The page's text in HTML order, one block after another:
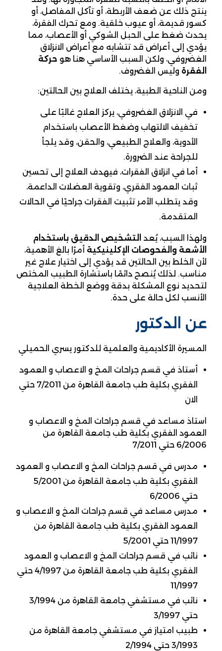
ينتج ذلك عن ضعف الأربطة، أو تآكل المفاصل، أو
كسور قديمة، أو عيوب خلقية. ومع تحرك الفقرة،
يحدث ضغط على الحبل الشوكي أو الأعصاب، مما
يؤدي إلى أعراض قد تتشابه مع أعراض الانزلاق
الغضروفي، ولكن السبب الأساسي هنا هو حركة
الفقرة وليس الغضروف.
ومن الناحية الطبية، يختلف العلاج بين الحالتين:
في الانزلاق الغضروفي، يركز العلاج غالبًا على
تخفيف الالتهاب وضغط الأعصاب باستخدام
الأدوية، والعلاج الطبيعي، والحقن، وقد يلجأ
للجراحة عند الضرورة.
أما في انزلاق الفقرات، فيهدف العلاج إلى تحسين
ثبات العمود الفقري، وتقوية العضلات الداعمة،
وقد يتطلب الأمر تثبيت الفقرات جراحيًا في الحالات
المتقدمة.
ولهذا السبب، يُعد
التشخيص الدقيق باستخدام
الأشعة والفحوصات الإكلينيكية أمرًا بالغ الأهمية،
لأن الخلط بين الحالتين قد يؤدي إلى اختيار علاج غير
مناسب. لذلك يُنصح دائمًا باستشارة الطبيب المختص
لتحديد نوع المشكلة بدقة ووضع الخطة العلاجية
الأنسب لكل حالة على حدة.
عن الدكتور
المسيرة الأكاديمية والعلمية للدكتور يسري الحميلي
أستاذ في قسم جراحات المخ و الاعصاب و العمود
الفقري بكلية طب جامعة القاهرة من 7/2011 حتي
الان
استاذ مساعد في قسم جراحات المخ و الاعصاب و
العمود الفقري بكلية طب جامعة القاهرة من
6/2006 حتي 7/2011
مدرس في قسم جراحات المخ و الاعصاب و العمود
الفقري بكلية طب جامعة القاهرة من 5/2001
حتي 6/2006
مدرس مساعد في قسم جراحات المخ و الاعصاب و
العمود الفقري بكلية طب جامعة القاهرة من
11/1997 حتي 5/2001
نائب في قسم جراحات المخ و الاعصاب و العمود
الفقري بكلية طب جامعة القاهرة من 4/1997 حتي
11/1997
نائب في مستشفي جامعة القاهرة من 3/1994
حتي 3/1997
طبيب امتياز في مستشفي جامعة القاهرة من
3/1993 حتي 2/1994